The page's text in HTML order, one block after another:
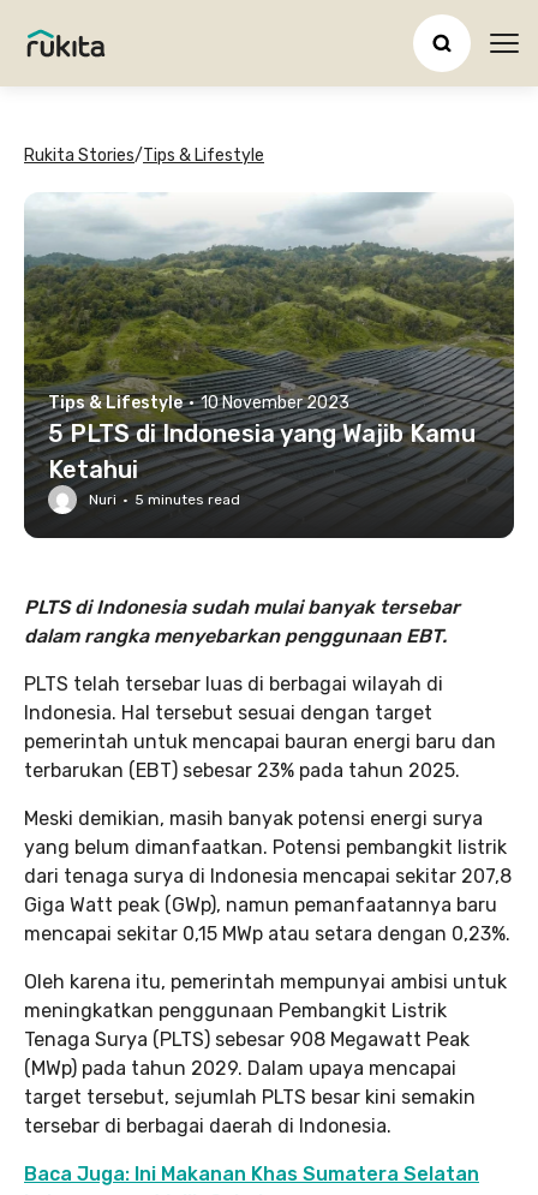
Rukita Stories/Tips & Lifestyle
Tips & Lifestyle · 10 November 2023
5 PLTS di Indonesia yang Wajib Kamu
Ketahui
Nuri · 5 minutes read
PLTS di Indonesia sudah mulai banyak tersebar
dalam rangka menyebarkan penggunaan EBT.
PLTS telah tersebar luas di berbagai wilayah di
Indonesia. Hal tersebut sesuai dengan target
pemerintah untuk mencapai bauran energi baru dan
terbarukan (EBT) sebesar 23% pada tahun 2025.
Meski demikian, masih banyak potensi energi surya
yang belum dimanfaatkan. Potensi pembangkit listrik
dari tenaga surya di Indonesia mencapai sekitar 207,8
Giga Watt peak (GWp), namun pemanfaatannya baru
mencapai sekitar 0,15 MWp atau setara dengan 0,23%.
Oleh karena itu, pemerintah mempunyai ambisi untuk
meningkatkan penggunaan Pembangkit Listrik
Tenaga Surya (PLTS) sebesar 908 Megawatt Peak
(MWp) pada tahun 2029. Dalam upaya mencapai
target tersebut, sejumlah PLTS besar kini semakin
tersebar di berbagai daerah di Indonesia.
Baca Juga: Ini Makanan Khas Sumatera Selatan